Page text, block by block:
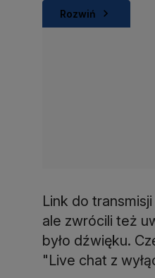
Rozwiń
Link do
ale zwrócili też
było dźwięku.
"Live chat z